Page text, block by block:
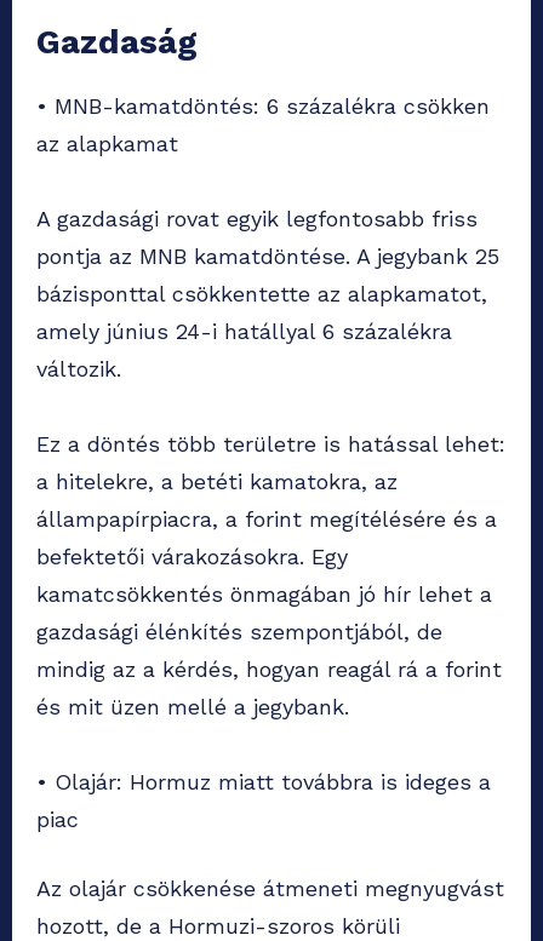
Gazdaság
• MNB-kamatdöntés: 6 százalékra csökken
az alapkamat
A gazdasági rovat egyik legfontosabb friss
pontja az MNB kamatdöntése. A jegybank 25
bázisponttal csökkentette az alapkamatot,
amely június 24-i hatállyal 6 százalékra
változik.
Ez a döntés több területre is hatással lehet:
a hitelekre, a betéti kamatokra, az
állampapírpiacra, a forint megítélésére és a
befektetői várakozásokra. Egy
kamatcsökkentés önmagában jó hír lehet a
gazdasági élénkítés szempontjából, de
mindig az a kérdés, hogyan reagál rá a forint
és mit üzen mellé a jegybank.
• Olajár: Hormuz miatt továbbra is ideges a
piac
Az olajár csökkenése átmeneti megnyugvást
hozott, de a Hormuzi-szoros körüli